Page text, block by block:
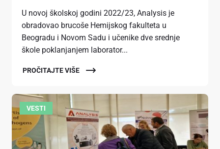
U novoj školskoj godini 2022/23, Analysis je
obradovao brucoše Hemijskog fakulteta u
Beogradu i Novom Sadu i učenike dve srednje
škole poklanjanjem laborator...
PROČITAJTE VIŠE
VESTI